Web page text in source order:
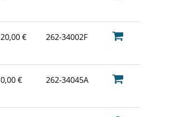
20,00 € 262-34002F
0,00 € 262-34045A